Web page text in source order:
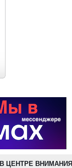
В ЦЕНТРЕ ВНИМАНИЯ